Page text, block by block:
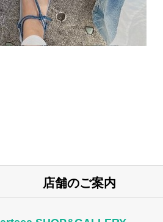
店舗のご案内